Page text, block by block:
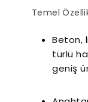
Temel
Beton,
türlü
geniş